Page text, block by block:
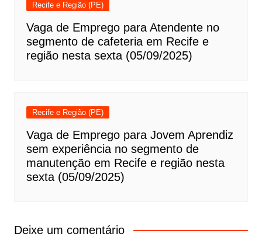
Recife e Região (PE)
Vaga de Emprego para Atendente no
segmento de cafeteria em Recife e
região nesta sexta (05/09/2025)
Recife e Região (PE)
Vaga de Emprego para Jovem Aprendiz
sem experiência no segmento de
manutenção em Recife e região nesta
sexta (05/09/2025)
Deixe um comentário